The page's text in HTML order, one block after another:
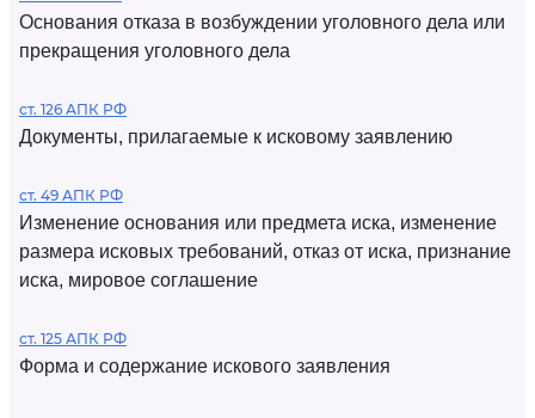
Основания отказа в возбуждении уголовного дела или
прекращения уголовного дела
ст. 126 АПК РФ
Документы, прилагаемые к исковому заявлению
ст. 49 АПК РФ
Изменение основания или предмета иска, изменение
размера исковых требований, отказ от иска, признание
иска, мировое соглашение
ст. 125 АПК РФ
Форма и содержание искового заявления